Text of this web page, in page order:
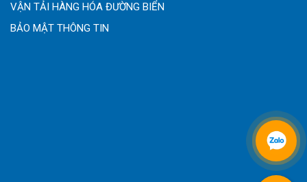
VẬN TẢI HÀNG HÓA ĐƯỜNG BIỂN
BẢO MẬT THÔNG TIN